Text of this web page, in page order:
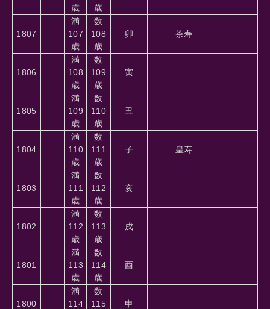
歳
歳
1807
満
107
歳
数
108
歳
卯 茶寿
1806
満
108
歳
数
109
歳
寅
1805
満
109
歳
数
110
歳
丑
1804
満
110
歳
数
111
歳
子 皇寿
1803
満
111
歳
数
112
歳
亥
1802
満
112
歳
数
113
歳
戌
1801
満
113
歳
数
114
歳
酉
1800
満
114
数
115
申